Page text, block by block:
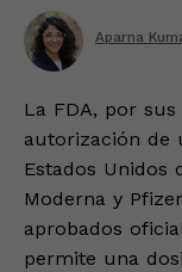
Aparna
La FDA, por
autorización de
Estados Unidos
Moderna y
aprobados
permite una